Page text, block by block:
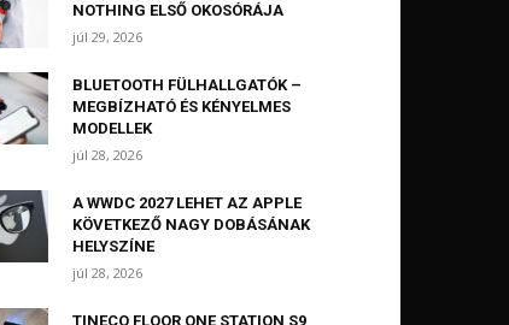
NOTHING ELSŐ OKOSÓRÁJA
júl 29, 2026
BLUETOOTH FÜLHALLGATÓK –
MEGBÍZHATÓ ÉS KÉNYELMES
MODELLEK
júl 28, 2026
A WWDC 2027 LEHET AZ APPLE
KÖVETKEZŐ NAGY DOBÁSÁNAK
HELYSZÍNE
júl 28, 2026
TINECO FLOOR ONE STATION S9